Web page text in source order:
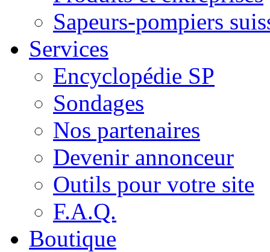
Sapeurs-pompiers
Services
Encyclopédie SP
Sondages
Nos partenaires
Devenir annonceur
Outils pour votre site
F.A.Q.
Boutique